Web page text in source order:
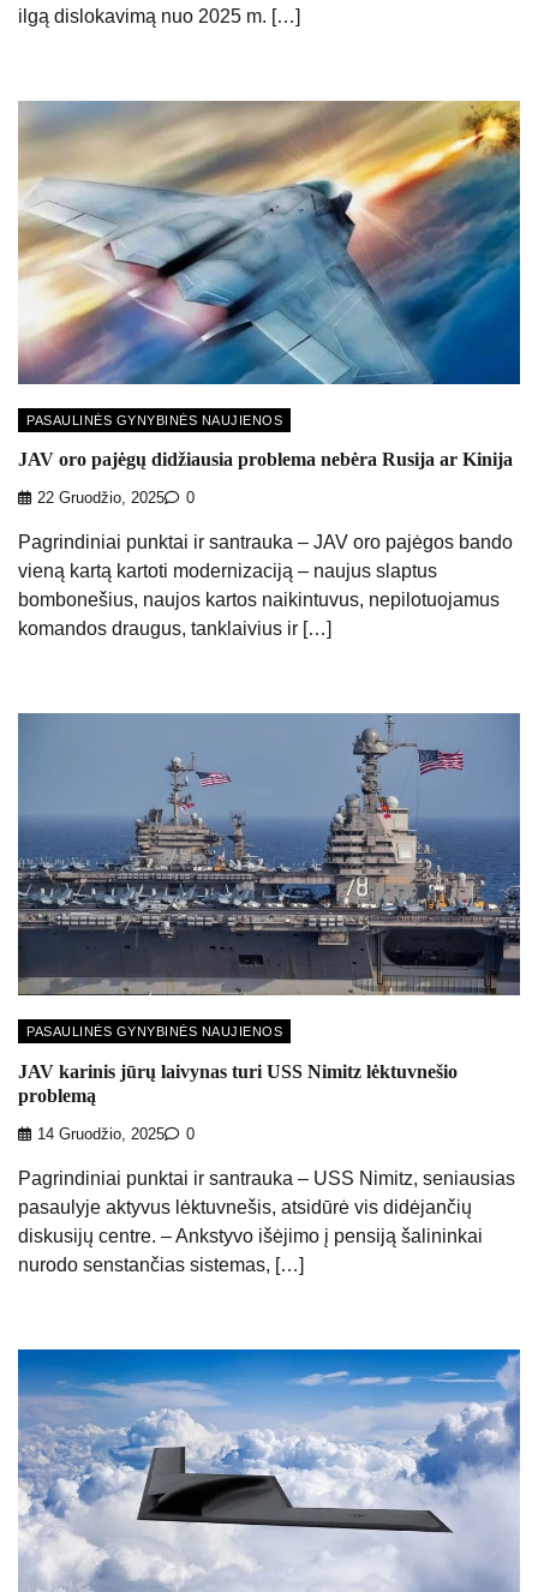
ilgą dislokavimą nuo 2025 m. […]
PASAULINĖS GYNYBINĖS NAUJIENOS
JAV oro pajėgų didžiausia problema nebėra Rusija ar Kinija
22 Gruodžio, 2025 0
Pagrindiniai punktai ir santrauka – JAV oro pajėgos bando
vieną kartą kartoti modernizaciją – naujus slaptus
bombonešius, naujos kartos naikintuvus, nepilotuojamus
komandos draugus, tanklaivius ir […]
PASAULINĖS GYNYBINĖS NAUJIENOS
JAV karinis jūrų laivynas turi USS Nimitz lėktuvnešio
problemą
14 Gruodžio, 2025 0
Pagrindiniai punktai ir santrauka – USS Nimitz, seniausias
pasaulyje aktyvus lėktuvnešis, atsidūrė vis didėjančių
diskusijų centre. – Ankstyvo išėjimo į pensiją šalininkai
nurodo senstančias sistemas, […]